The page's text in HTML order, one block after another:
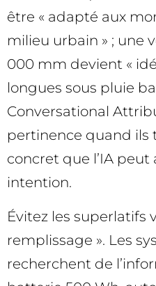
être « adapté aux
milieu urbain » ; une
000 mm devient «
longues sous pluie
Conversational
pertinence quand ils
concret que l’IA peut
intention.
Évitez les superlatifs
remplissage ». Les
recherchent de